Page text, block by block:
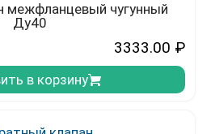
межфланцевый чугунный
Ду40
3333.00 ₽
в корзину